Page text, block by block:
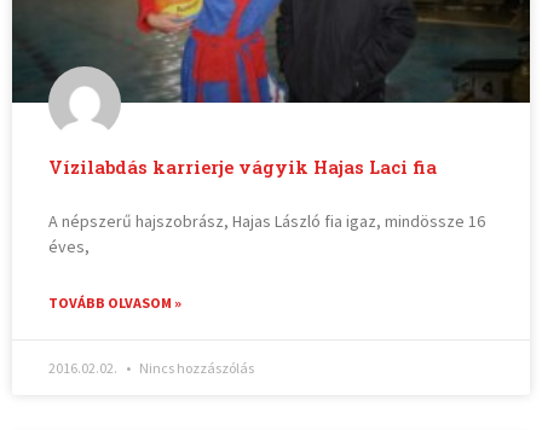
Vízilabdás karrierje vágyik Hajas Laci fia
A népszerű hajszobrász, Hajas László fia igaz, mindössze 16
éves,
TOVÁBB OLVASOM »
2016.02.02. Nincs hozzászólás